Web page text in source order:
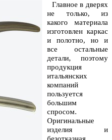
Главное в дверях
не только, из
какого материала
изготовлен каркас
и полотно, но и
все остальные
детали, поэтому
продукция
итальянских
компаний
пользуется
большим
спросом.
Оригинальные
изделия и